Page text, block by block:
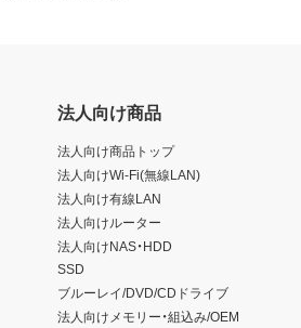
法人向け商品
法人向け商品トップ
法人向けWi-Fi(無線LAN)
法人向け有線LAN
法人向けルーター
法人向けNAS・HDD
SSD
ブルーレイ/DVD/CDドライブ
法人向けメモリー・組込み/OEM